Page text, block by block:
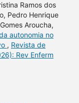
Ramos dos
Pedro Henrique
Aroucha,
autonomia no
, Revista de
Rev Enferm